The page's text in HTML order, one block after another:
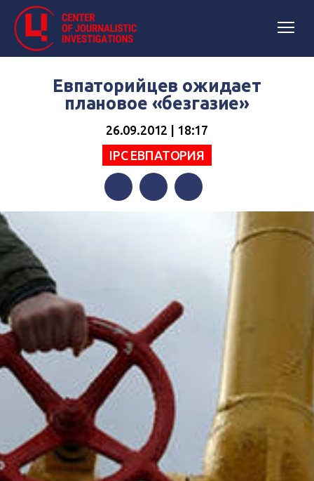
Евпаторийцев ожидает
плановое «безгазие»
26.09.2012 | 18:17
IPC ЕВПАТОРИЯ
Facebook